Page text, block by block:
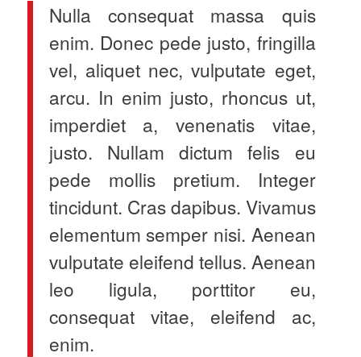
Nulla consequat massa quis
enim. Donec pede justo, fringilla
vel, aliquet nec, vulputate eget,
arcu. In enim justo, rhoncus ut,
imperdiet a, venenatis vitae,
justo. Nullam dictum felis eu
pede mollis pretium. Integer
tincidunt. Cras dapibus. Vivamus
elementum semper nisi. Aenean
vulputate eleifend tellus. Aenean
leo ligula, porttitor eu,
consequat vitae, eleifend ac,
enim.